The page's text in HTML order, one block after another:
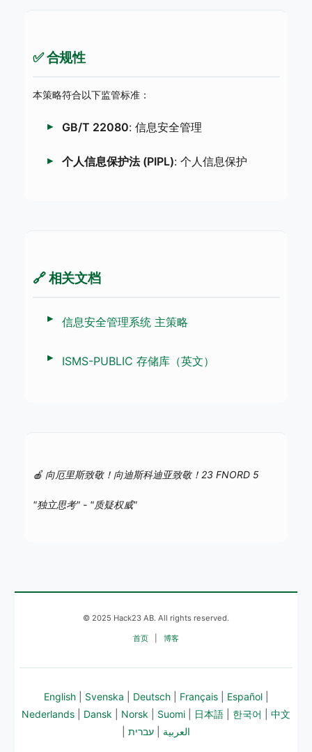
✅ 合规性
本策略符合以下监管标准：
GB/T 22080: 信息安全管理
个人信息保护法 (PIPL): 个人信息保护
🔗 相关文档
信息安全管理系统 主策略
ISMS-PUBLIC 存储库（英文）
🍎 向厄里斯致敬！向迪斯科迪亚致敬！23 FNORD 5
"独立思考" - "质疑权威"
© 2025 Hack23 AB. All rights reserved.
首页 博客
English| Svenska Deutsch| Français| Español|
Nederlands
Dansk Norsk Suomi 日本語 한국어
中文
العربية עברית